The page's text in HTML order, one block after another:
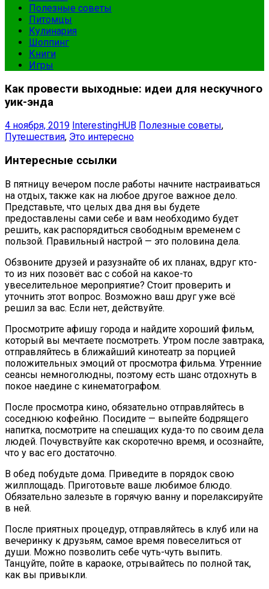
Полезные советы
Питомцы
Кулинария
Шоппинг
Книги
Игры
Как провести выходные: идеи для нескучного
уик-энда
4 ноября, 2019 InterestingHUB Полезные советы,
Путешествия, Это интересно
Интересные ссылки
В пятницу вечером после работы начните настраиваться
на отдых, также как на любое другое важное дело.
Представьте, что целых два дня вы будете
предоставлены сами себе и вам необходимо будет
решить, как распорядиться свободным временем с
пользой. Правильный настрой — это половина дела.
Обзвоните друзей и разузнайте об их планах, вдруг кто-
то из них позовёт вас с собой на какое-то
увеселительное мероприятие? Стоит проверить и
уточнить этот вопрос. Возможно ваш друг уже всё
решил за вас. Если нет, действуйте.
Просмотрите афишу города и найдите хороший фильм,
который вы мечтаете посмотреть. Утром после завтрака,
отправляйтесь в ближайший кинотеатр за порцией
положительных эмоций от просмотра фильма. Утренние
сеансы немноголюдны, поэтому есть шанс отдохнуть в
покое наедине с кинематографом.
После просмотра кино, обязательно отправляйтесь в
соседнюю кофейню. Посидите — выпейте бодрящего
напитка, посмотрите на спешащих куда-то по своим дела
людей. Почувствуйте как скоротечно время, и осознайте,
что у вас его достаточно.
В обед побудьте дома. Приведите в порядок свою
жилплощадь. Приготовьте ваше любимое блюдо.
Обязательно залезьте в горячую ванну и порелаксируйте
в ней.
После приятных процедур, отправляйтесь в клуб или на
вечеринку к друзьям, самое время повеселиться от
души. Можно позволить себе чуть-чуть выпить.
Танцуйте, пойте в караоке, отрывайтесь по полной так,
как вы привыкли.